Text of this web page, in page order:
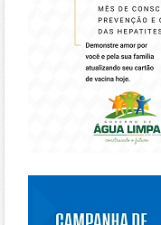
https://